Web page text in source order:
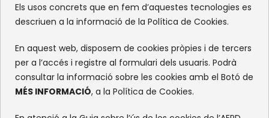
Els usos concrets que en fem d’aquestes tecnologies es
descriuen a la informació de la Política de Cookies.
En aquest web, disposem de cookies pròpies i de tercers
per a l’accés i registre al formulari dels usuaris. Podrà
consultar la informació sobre les cookies amb el Botó de
MÉS INFORMACIÓ, a la Política de Cookies.
XARXES SOCIALS